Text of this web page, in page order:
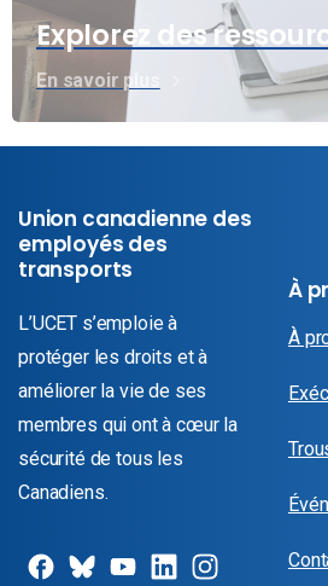
Explorez des
En savoir plus
Union canadienne des
employés des
transports
L’UCET s’emploie à
protéger les droits et à
améliorer la vie de ses
membres qui ont à cœur la
sécurité de tous les
Canadiens.
À
À